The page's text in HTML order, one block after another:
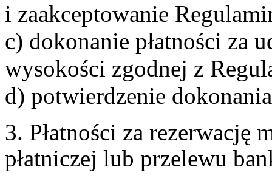
i zaakceptowanie
c) dokonanie płatności za
wysokości zgodnej z
d) potwierdzenie
3. Płatności za rezerwację
płatniczej lub przelewu